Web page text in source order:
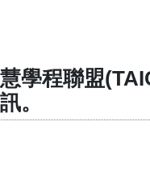
學程聯盟
。